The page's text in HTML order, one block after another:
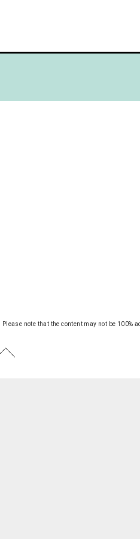
Please note that the content may not be 100%